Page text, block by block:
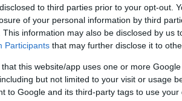
to third parties prior to your opt-out.
of your personal information by third
This information may also be disclosed by us
Participants that may further disclose it to
that this website/app uses one or more
but not limited to your visit or usage
to Google and its third-party tags to use
születésű, 2004-ben
Lázár János hangsúlyozta, a
uniós támogatással megvalósuló
őrző intézmény létrehozását tervezi,